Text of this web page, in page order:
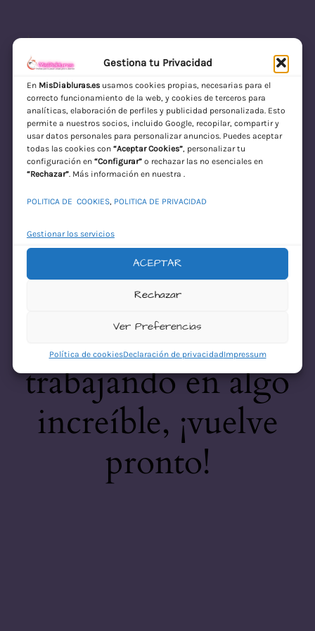
Gestiona tu Privacidad
En MisDiabluras.esusamos cookies propias, necesarias para el
correcto funcionamiento de la web, y cookies de terceros para
analíticas, elaboración de perfiles y publicidad personalizada. Esto
permite a nuestros socios, incluido Google, recopilar, compartir y
usar datos personales para personalizar anuncios. Puedes aceptar
todas las cookies con “Aceptar Cookies”, personalizar tu
configuración en “Configurar”o rechazar las no esenciales en
“Rechazar”. Más información en nuestra .
POLITICA DE COOKIES, POLITICA DE PRIVACIDAD
Gestionar los servicios
ACEPTAR
Rechazar
Ver Preferencias
Política de cookiesDeclaración de privacidadImpressum
MisDiabluras | Sexshop Online con Envío
Discreto en España
Acceder
¡Disculpa este
desastre! Estamos
trabajando en algo
increíble, ¡vuelve
pronto!